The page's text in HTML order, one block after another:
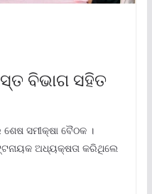
ବିଭାଗ ସହିତ
ସମୀକ୍ଷା ବୈଠକ ।
ଅଧ୍ୟକ୍ଷତା କରିଥିଲେ